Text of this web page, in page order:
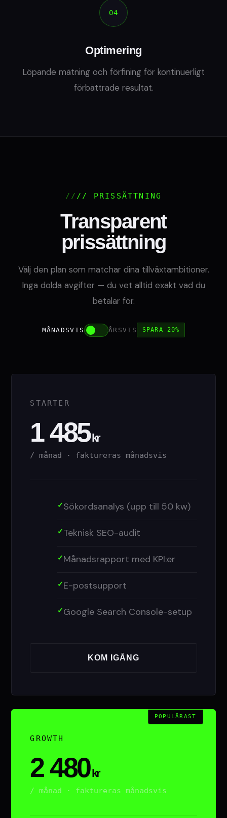
04
Optimering
Löpande mätning och förfining för kontinuerligt
förbättrade resultat.
// PRISSÄTTNING
Transparent
prissättning
Välj den plan som matchar dina tillväxtambitioner.
Inga dolda avgifter — du vet alltid exakt vad du
betalar för.
MÅNADSVIS ÅRSVIS SPARA 20%
STARTER
1 485kr
/ månad · faktureras månadsvis
Sökordsanalys (upp till 50 kw)
Teknisk SEO-audit
Månadsrapport med KPI:er
E-postsupport
Google Search Console-setup
KOM IGÅNG
POPULÄRAST
GROWTH
2 480kr
/ månad · faktureras månadsvis